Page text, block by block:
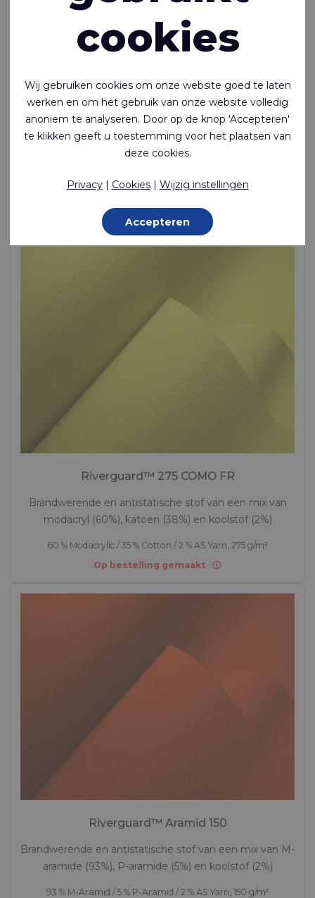
Riverguard™ 200 COMO FR
Vlamvertragende en antistatische stof van een mix van
Op bestelling gemaakt
Riverguard™ 275 COMO FR
Brandwerende en antistatische stof van een mix van
modacryl (60%), katoen (38%) en koolstof (2%)
60 % Modacrylic / 35 % Cotton / 2 % AS Yarn, 275 g/m²
Op bestelling gemaakt
Riverguard™ Aramid 150
Brandwerende en antistatische stof van een mix van M-
aramide (93%), P-aramide (5%) en koolstof (2%)
93 % M-Aramid / 5 % P-Aramid / 2 % AS Yarn, 150 g/m²
cookies
Wij gebruiken cookies om onze website goed te laten
werken en om het gebruik van onze website volledig
anoniem te analyseren. Door op de knop 'Accepteren'
te klikken geeft u toestemming voor het plaatsen van
deze cookies.
Privacy| Cookies| Wijzig instellingen
Accepteren